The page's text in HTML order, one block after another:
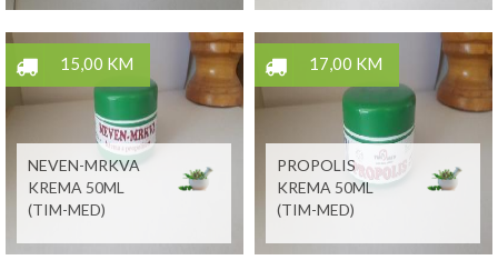
15,00 KM
NEVEN-MRKVA
KREMA 50ML
(TIM-MED)
17,00 KM
PROPOLIS
KREMA 50ML
(TIM-MED)